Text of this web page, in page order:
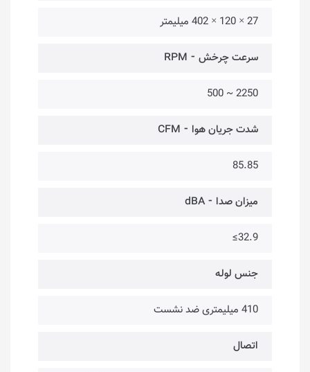
27 × 120 × 402 میلیمتر
سرعت چرخش ⁃ RPM
2250 ~ 500
شدت جریان هوا ⁃ CFM
85.85
میزان صدا ⁃ dBA
32.9≥
جنس لوله
410 میلیمتری ضد نشست
اتصال